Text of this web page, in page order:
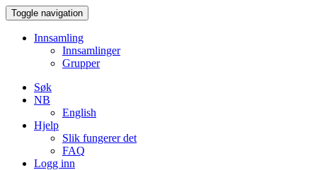
Toggle navigation
Innsamling
Innsamlinger
Grupper
Søk
NB
English
Hjelp
Slik fungerer det
FAQ
Logg inn